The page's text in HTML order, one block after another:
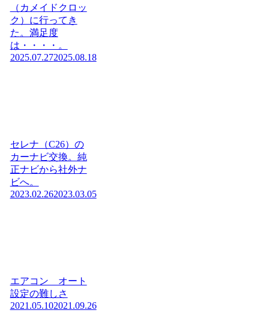
（カメイドクロッ
ク）に行ってき
た。満足度
は・・・・。
2025.07.272025.08.18
セレナ（C26）の
カーナビ交換。純
正ナビから社外ナ
ビへ。
2023.02.262023.03.05
エアコン オート
設定の難しさ
2021.05.102021.09.26